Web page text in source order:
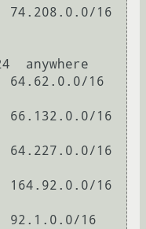
16
anywhere
16
16
16
16
16